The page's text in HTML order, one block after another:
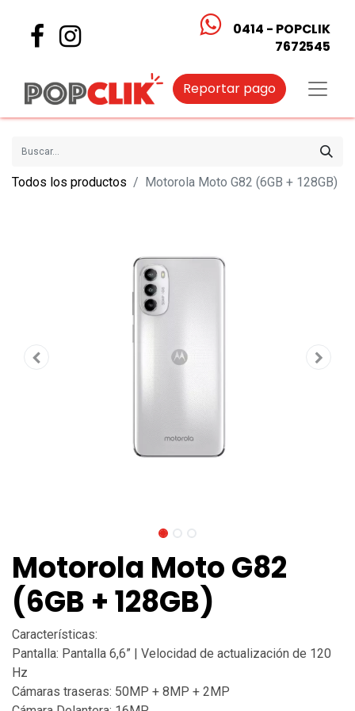
0414 - POPCLIK
7672545
Reportar pago
Todos los productos Motorola Moto G82 (6GB + 128GB)
Motorola Moto G82
(6GB + 128GB)
Características:
Pantalla: Pantalla 6,6” | Velocidad de actualización de 120
Hz
Cámaras traseras: 50MP + 8MP + 2MP